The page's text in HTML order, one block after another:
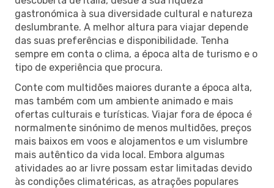
gastronómica à sua diversidade cultural e natureza
deslumbrante. A melhor altura para viajar depende
das suas preferências e disponibilidade. Tenha
sempre em conta o clima, a época alta de turismo e o
tipo de experiência que procura.
Conte com multidões maiores durante a época alta,
mas também com um ambiente animado e mais
ofertas culturais e turísticas. Viajar fora de época é
normalmente sinónimo de menos multidões, preços
mais baixos em voos e alojamentos e um vislumbre
mais autêntico da vida local. Embora algumas
atividades ao ar livre possam estar limitadas devido
às condições climatéricas, as atrações populares